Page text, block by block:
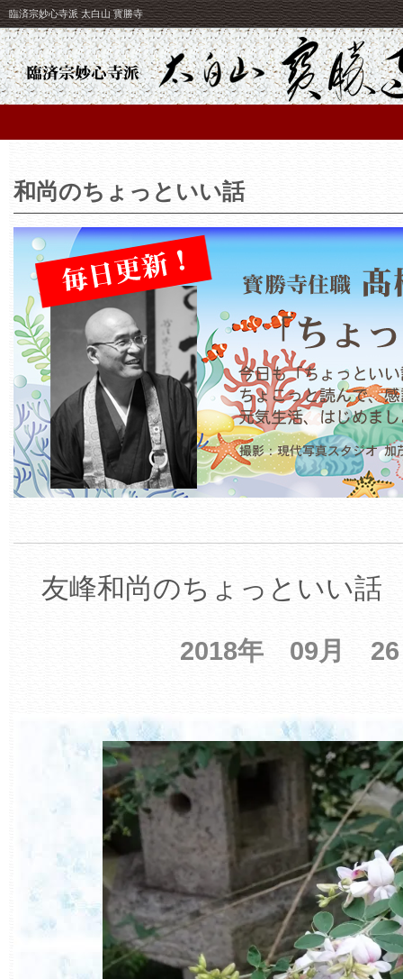
臨済宗妙心寺派 太白山 寳勝寺
和尚のちょっといい話
友峰和尚のちょっといい話
2018年 09月